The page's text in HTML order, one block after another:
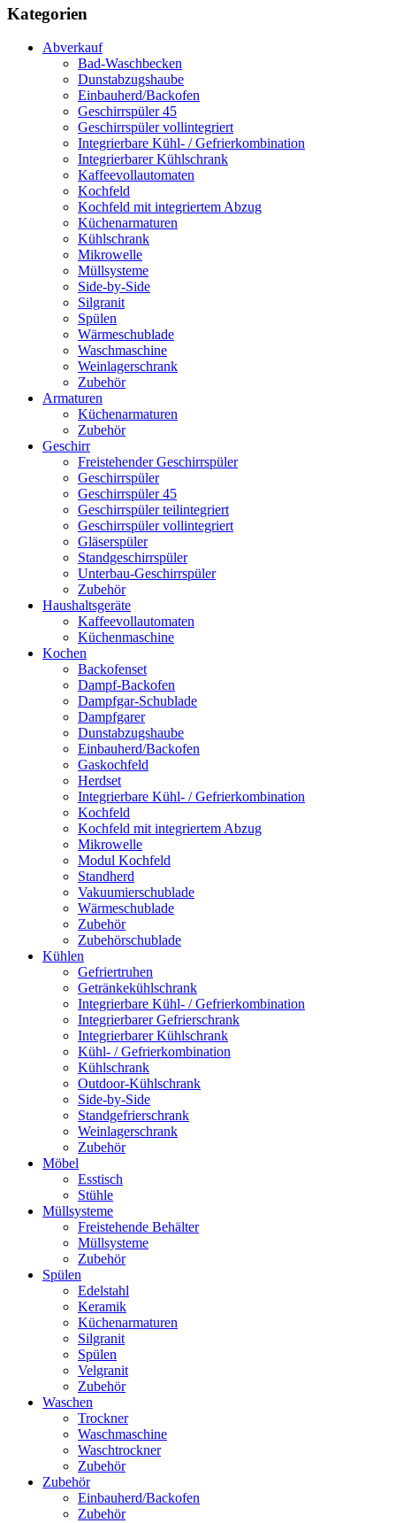
Kategorien
Abverkauf
Bad-Waschbecken
Dunstabzugshaube
Einbauherd/Backofen
Geschirrspüler 45
Geschirrspüler vollintegriert
Integrierbare Kühl- / Gefrierkombination
Integrierbarer Kühlschrank
Kaffeevollautomaten
Kochfeld
Kochfeld mit integriertem Abzug
Küchenarmaturen
Kühlschrank
Mikrowelle
Müllsysteme
Side-by-Side
Silgranit
Spülen
Wärmeschublade
Waschmaschine
Weinlagerschrank
Zubehör
Armaturen
Küchenarmaturen
Zubehör
Geschirr
Freistehender Geschirrspüler
Geschirrspüler
Geschirrspüler 45
Geschirrspüler teilintegriert
Geschirrspüler vollintegriert
Gläserspüler
Standgeschirrspüler
Unterbau-Geschirrspüler
Zubehör
Haushaltsgeräte
Kaffeevollautomaten
Küchenmaschine
Kochen
Backofenset
Dampf-Backofen
Dampfgar-Schublade
Dampfgarer
Dunstabzugshaube
Einbauherd/Backofen
Gaskochfeld
Herdset
Integrierbare Kühl- / Gefrierkombination
Kochfeld
Kochfeld mit integriertem Abzug
Mikrowelle
Modul Kochfeld
Standherd
Vakuumierschublade
Wärmeschublade
Zubehör
Zubehörschublade
Kühlen
Gefriertruhen
Getränkekühlschrank
Integrierbare Kühl- / Gefrierkombination
Integrierbarer Gefrierschrank
Integrierbarer Kühlschrank
Kühl- / Gefrierkombination
Kühlschrank
Outdoor-Kühlschrank
Side-by-Side
Standgefrierschrank
Weinlagerschrank
Zubehör
Möbel
Esstisch
Stühle
Müllsysteme
Freistehende Behälter
Müllsysteme
Zubehör
Spülen
Edelstahl
Keramik
Küchenarmaturen
Silgranit
Spülen
Velgranit
Zubehör
Waschen
Trockner
Waschmaschine
Waschtrockner
Zubehör
Zubehör
Einbauherd/Backofen
Zubehör